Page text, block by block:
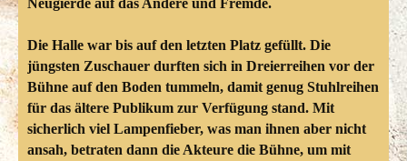
Die Halle war bis auf den letzten Platz gefüllt. Die
jüngsten Zuschauer durften sich in Dreierreihen vor der
Bühne auf den Boden tummeln, damit genug Stuhlreihen
für das ältere Publikum zur Verfügung stand. Mit
sicherlich viel Lampenfieber, was man ihnen aber nicht
ansah, betraten dann die Akteure die Bühne, um mit